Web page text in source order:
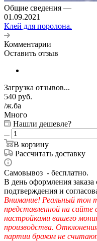
Общие сведения —
01.09.2021
Клей для поролона.
Комментарии
Оставить отзыв
Загрузка отзывов...
540 руб.
/ж.ба
Много
Нашли дешевле?
В корзину
Рассчитать доставку
Самовывоз - бесплатно.
В день оформления
подтверждения и
Внимание! Реальный
представленной на
настройками вашего
производства.
партии браком не